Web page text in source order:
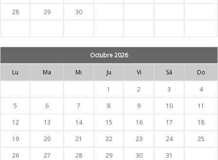
28
29 30
Octubre 2026
Lu Ma Mi Ju Vi Sá Do
1 2 3
4
5
6 7 8 9 10
11
12
13 14 15 16 17
18
19
20 21 22 23 24
25
26
27 28 29 30 31